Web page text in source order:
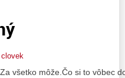
clovek
všetko môže.Čo si to vôbec